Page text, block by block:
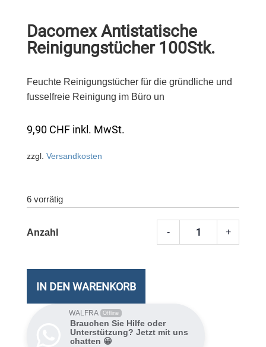
Dacomex Antistatische
Reinigungstücher 100Stk.
Feuchte Reinigungstücher für die gründliche und
fusselfreie Reinigung im Büro un
9,90 CHF inkl. MwSt.
zzgl. Versandkosten
6 vorrätig
- +
IN DEN WARENKORB
WALFRA Offline
Brauchen Sie Hilfe oder
Unterstützung? Jetzt mit uns
chatten 😀